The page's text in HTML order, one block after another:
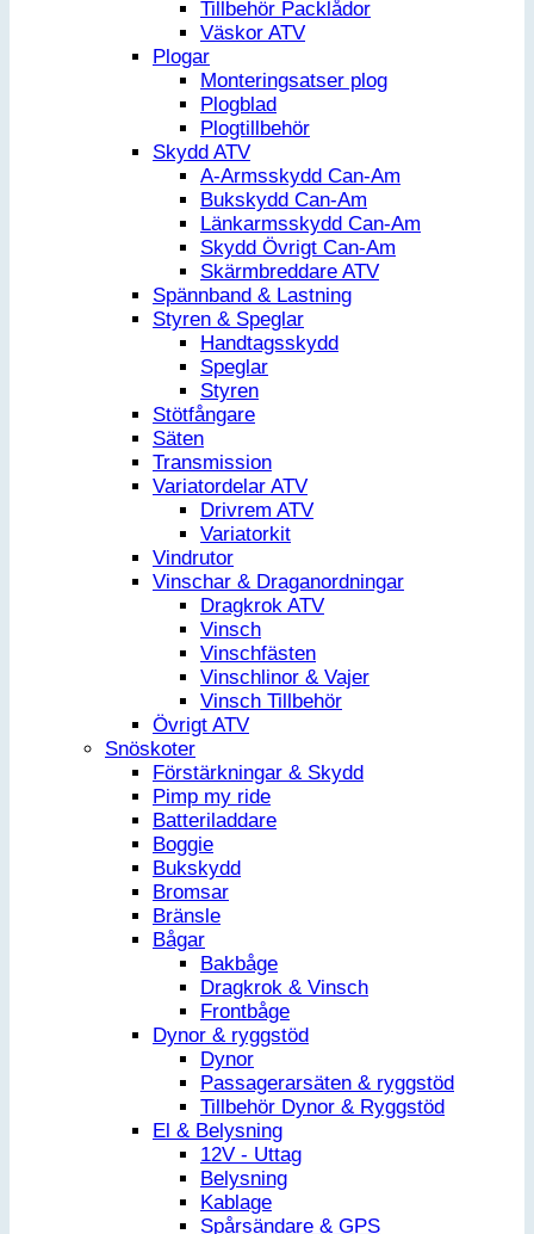
Tillbehör Packlådor
Väskor ATV
Plogar
Monteringsatser plog
Plogblad
Plogtillbehör
Skydd ATV
A-Armsskydd Can-Am
Bukskydd Can-Am
Länkarmsskydd Can-Am
Skydd Övrigt Can-Am
Skärmbreddare ATV
Spännband & Lastning
Styren & Speglar
Handtagsskydd
Speglar
Styren
Stötfångare
Säten
Transmission
Variatordelar ATV
Drivrem ATV
Variatorkit
Vindrutor
Vinschar & Draganordningar
Dragkrok ATV
Vinsch
Vinschfästen
Vinschlinor & Vajer
Vinsch Tillbehör
Övrigt ATV
Snöskoter
Förstärkningar & Skydd
Pimp my ride
Batteriladdare
Boggie
Bukskydd
Bromsar
Bränsle
Bågar
Bakbåge
Dragkrok & Vinsch
Frontbåge
Dynor & ryggstöd
Dynor
Passagerarsäten & ryggstöd
Tillbehör Dynor & Ryggstöd
El & Belysning
12V - Uttag
Belysning
Kablage
Spårsändare & GPS